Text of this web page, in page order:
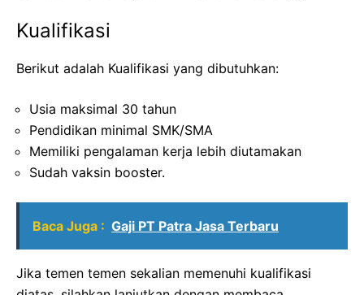
Kualifikasi
Berikut adalah Kualifikasi yang dibutuhkan:
Usia maksimal 30 tahun
Pendidikan minimal SMK/SMA
Memiliki pengalaman kerja lebih diutamakan
Sudah vaksin booster.
Baca Juga : Gaji PT Patra Jasa Terbaru
Jika temen temen sekalian memenuhi kualifikasi